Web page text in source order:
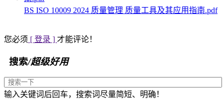
BS ISO 10009 2024 质量管理 质量工具及其应用指南.pdf
您必须 [ 登录 ] 才能评论！
搜索/超级好用
输入关键词后回车，搜索词尽量简短、明确！